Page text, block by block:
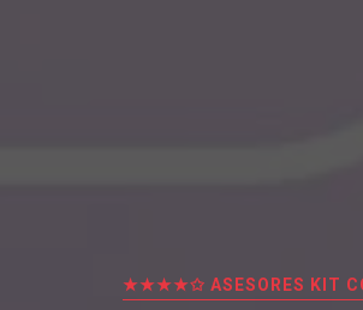
★★★★✩ ASESORES KIT